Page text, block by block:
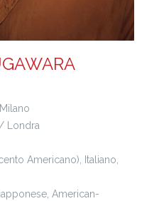
Londra
Americano), Italiano,
American-